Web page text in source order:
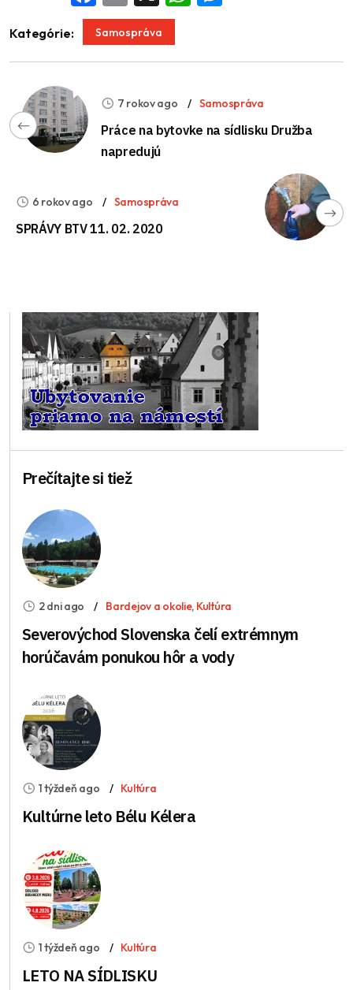
Kategórie: Samospráva
7 rokov ago Samospráva
Práce na bytovke na sídlisku Družba
napredujú
6 rokov ago Samospráva
SPRÁVY BTV 11. 02. 2020
Prečítajte si tiež
2 dni ago Bardejov a okolie, Kultúra
Severovýchod Slovenska čelí extrémnym
horúčavám ponukou hôr a vody
1 týždeň ago Kultúra
Kultúrne leto Bélu Kélera
1 týždeň ago Kultúra
LETO NA SÍDLISKU